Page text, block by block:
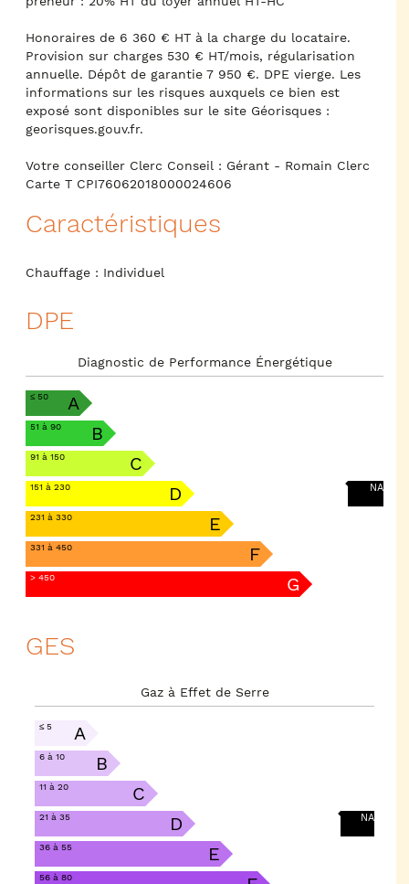
Honoraires de 6 360 € HT à la charge du locataire.
Provision sur charges 530 € HT/mois, régularisation
annuelle. Dépôt de garantie 7 950 €. DPE vierge. Les
informations sur les risques auxquels ce bien est
exposé sont disponibles sur le site Géorisques :
georisques.gouv.fr.
Votre conseiller Clerc Conseil : Gérant - Romain Clerc
Carte T CPI76062018000024606
Caractéristiques
Chauffage : Individuel
DPE
Diagnostic de Performance Énergétique
≤ 50 A
51 à 90 B
91 à 150 C
NA
151 à 230 D
231 à 330 E
331 à 450 F
> 450 G
GES
Gaz à Effet de Serre
≤ 5 A
6 à 10 B
11 à 20 C
NA
21 à 35 D
36 à 55 E
56 à 80